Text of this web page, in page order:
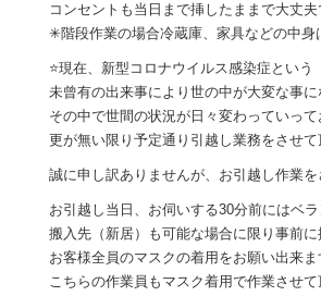
コンセントも当日まで挿したままで大丈夫
✳︎階段作業の場合冷蔵庫、家具などの中身
⭐️現在、新型コロナウイルス感染症という
未曾有の出来事により世の中が大変な事に
その中で世間の状況が日々変わっていっ
更が無い限り予定通り引越し業務をさせて
誠に申し訳ありませんが、お引越し作業
お引越し当日、お伺いする30分前にはベ
搬入先（新居）も可能な場合に限り事前
お客様全員のマスクの着用をお願い出来ま
こちらの作業員もマスク着用で作業させて